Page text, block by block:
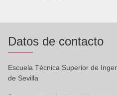
Datos de contacto
Escuela Técnica Superior de
de Sevilla